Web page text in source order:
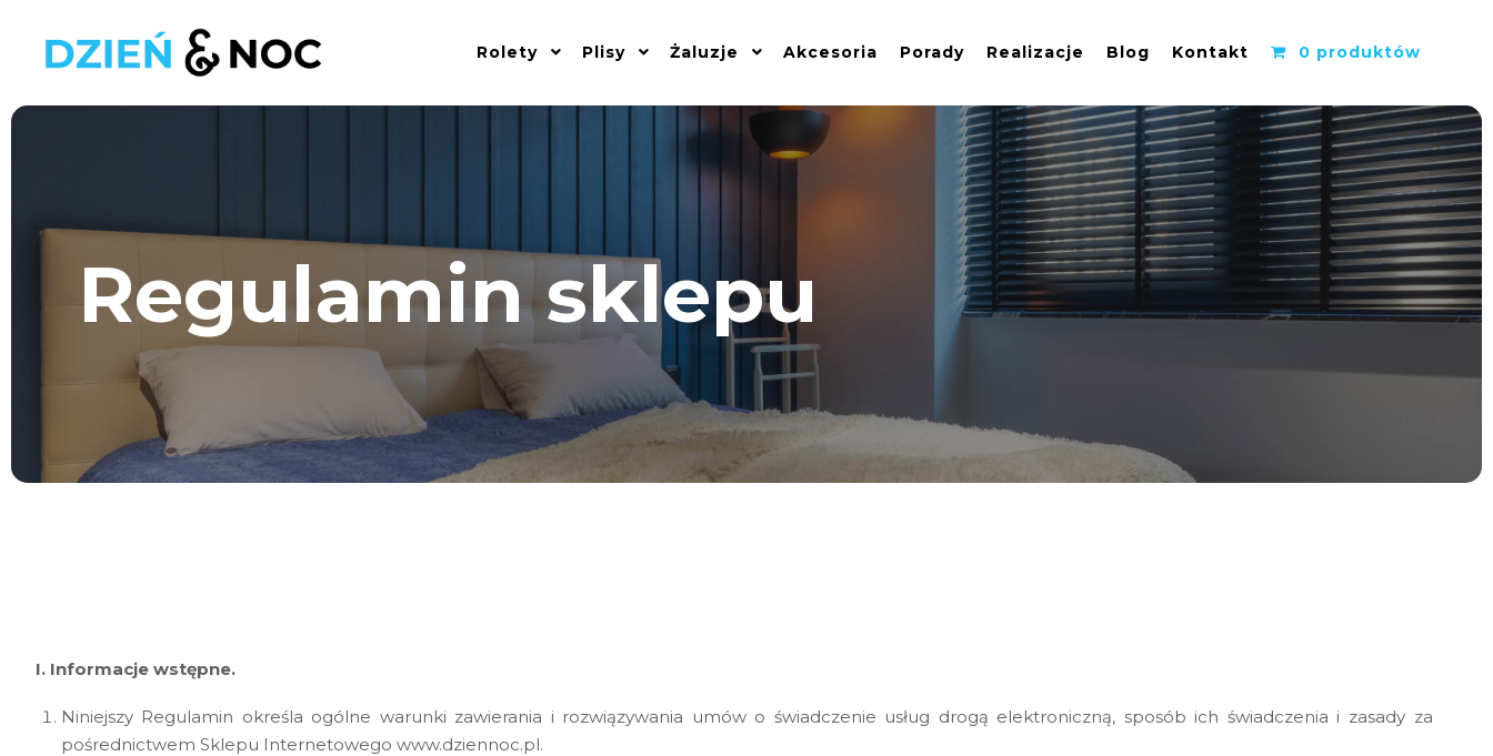
Rolety Plisy Żaluzje Akcesoria Porady Realizacje Blog Kontakt 0 produktów
Regulamin sklepu
I. Informacje wstępne.
Niniejszy Regulamin określa ogólne warunki zawierania i rozwiązywania umów o świadczenie usług drogą elektroniczną, sposób ich świadczenia i zasady za
pośrednictwem Sklepu Internetowego www.dziennoc.pl.